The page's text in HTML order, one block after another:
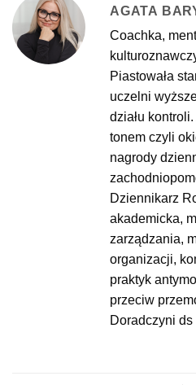
AGATA
Coachka,
Piastowała
uczelni
działu
tonem czyli
nagrody
Dziennikarz
akademicka,
zarządzania,
organizacji,
praktyk
przeciw
Doradczyni